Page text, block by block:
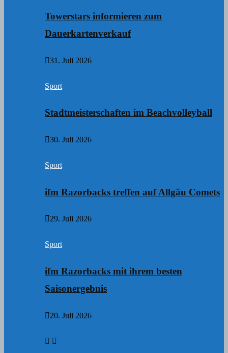
Towerstars informieren zum
Dauerkartenverkauf
31. Juli 2026
Sport
Stadtmeisterschaften im Beachvolleyball
30. Juli 2026
Sport
ifm Razorbacks treffen auf Allgäu Comets
29. Juli 2026
Sport
ifm Razorbacks mit ihrem besten
Saisonergebnis
20. Juli 2026